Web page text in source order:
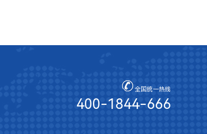
全国统一热线
400-1844-666